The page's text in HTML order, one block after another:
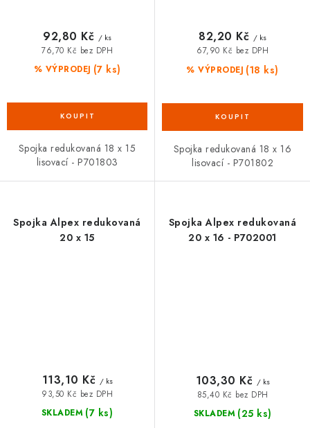
% VÝPRODEJ (7 ks)
76,70 Kč bez DPH
92,80 Kč / ks
Spojka redukovaná 18 x 15
lisovací - P701803
% VÝPRODEJ (18 ks)
67,90 Kč bez DPH
82,20 Kč / ks
Spojka redukovaná 18 x 16
lisovací - P701802
Spojka Alpex redukovaná
20 x 15
SKLADEM (7 ks)
93,50 Kč bez DPH
113,10 Kč / ks
Spojka Alpex redukovaná
20 x 16 - P702001
SKLADEM (25 ks)
85,40 Kč bez DPH
103,30 Kč / ks